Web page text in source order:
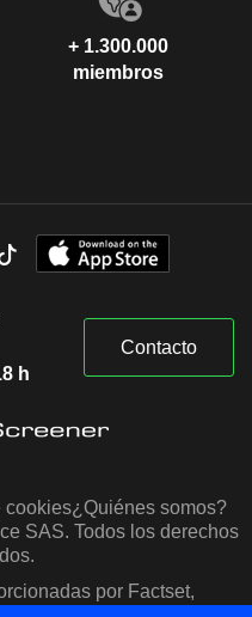
+ 1.300.000
miembros
h
Contacto
cookies¿Quiénes somos?
SAS. Todos los derechos
por Factset,